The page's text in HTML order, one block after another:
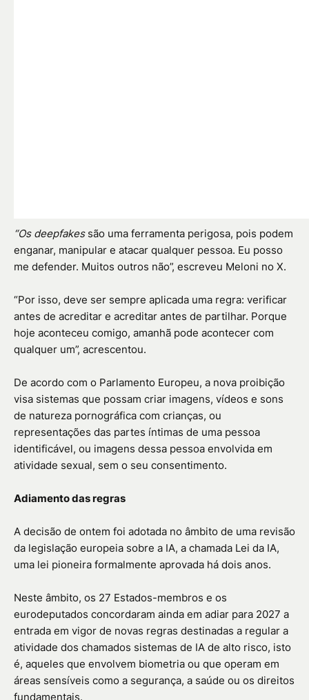
“Os deepfakessão uma ferramenta perigosa, pois podem
enganar, manipular e atacar qualquer pessoa. Eu posso
me defender. Muitos outros não”, escreveu Meloni no X.
“Por isso, deve ser sempre aplicada uma regra: verificar
antes de acreditar e acreditar antes de partilhar. Porque
hoje aconteceu comigo, amanhã pode acontecer com
qualquer um”, acrescentou.
De acordo com o Parlamento Europeu, a nova proibição
visa sistemas que possam criar imagens, vídeos e sons
de natureza pornográfica com crianças, ou
representações das partes íntimas de uma pessoa
identificável, ou imagens dessa pessoa envolvida em
atividade sexual, sem o seu consentimento.
Adiamento das regras
A decisão de ontem foi adotada no âmbito de uma revisão
da legislação europeia sobre a IA, a chamada Lei da IA,
uma lei pioneira formalmente aprovada há dois anos.
Neste âmbito, os 27 Estados-membros e os
eurodeputados concordaram ainda em adiar para 2027 a
entrada em vigor de novas regras destinadas a regular a
atividade dos chamados sistemas de IA de alto risco, isto
é, aqueles que envolvem biometria ou que operam em
áreas sensíveis como a segurança, a saúde ou os direitos
fundamentais.